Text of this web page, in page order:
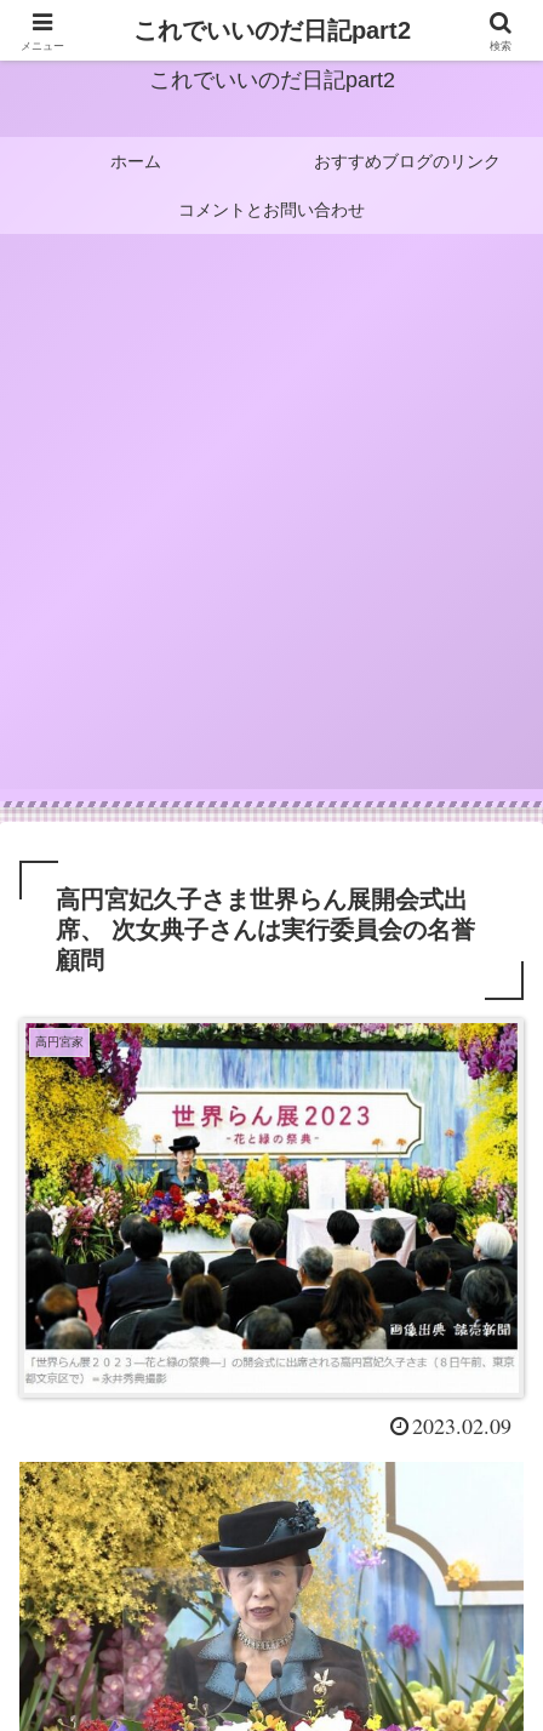
これでいいのだ日記part2
ホーム おすすめブログのリンク
コメントとお問い合わせ
高円宮妃久子さま世界らん展開会式出
席、 次女典子さんは実行委員会の名誉
顧問
高円宮家
2023.02.09
メニュー
これでいいのだ日記part2
検索